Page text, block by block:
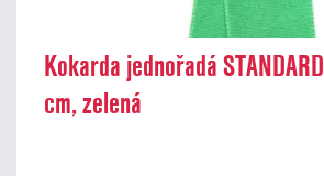
Kokarda jednořadá
cm, zelená